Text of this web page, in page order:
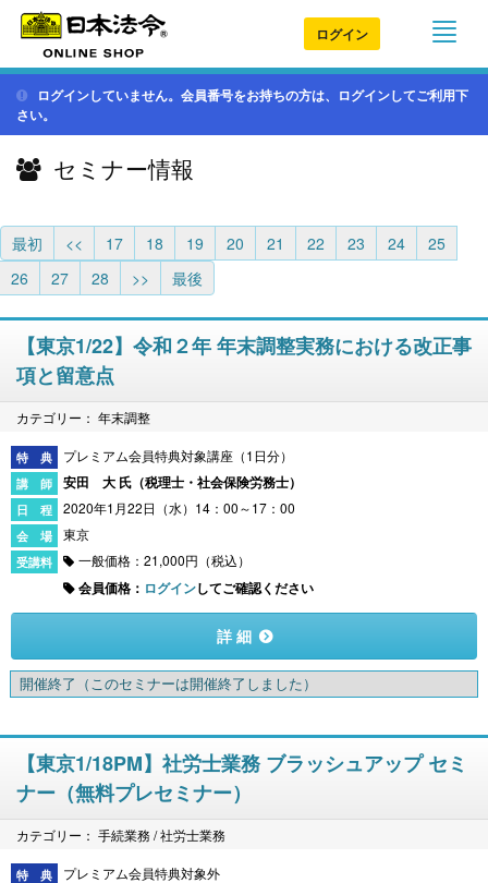
ログイン
ログインしていません。会員番号をお持ちの方は、ログインしてご利用下
さい。
セミナー情報
最初 << 17 18 19 20 21 22 23 24
25
26
27 28 >> 最後
【東京1/22】令和２年 年末調整実務における改正事
項と留意点
カテゴリー： 年末調整
プレミアム会員特典対象講座（1日分）
安田 大 氏（税理士・社会保険労務士）
2020年1月22日（水）14：00～17：00
東京
一般価格：21,000円（税込）
会員価格： ログインしてご確認ください
詳 細
開催終了 （このセミナーは開催終了しました）
【東京1/18PM】社労士業務 ブラッシュアップ セミ
ナー（無料プレセミナー）
カテゴリー： 手続業務 / 社労士業務
プレミアム会員特典対象外